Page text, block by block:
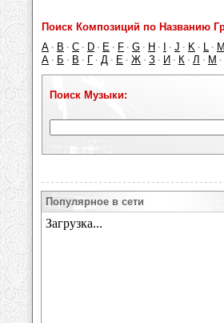
Поиск Композиций по Названию
A · B · C · D · E · F · G · H · · J · K · L · M
А · Б · В · Г · Д · Е · Ж · З · И · К · Л · М ·
Поиск Музыки:
Популярное в сети